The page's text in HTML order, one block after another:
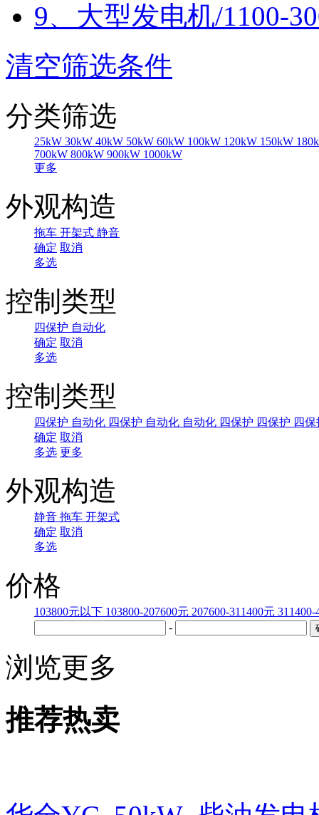
9、大型发电机/1100-
清空筛选条件
分类筛选
25kW 30kW 40kW 50kW 60kW 100kW 120kW 150kW
700kW 800kW 900kW 1000kW
更多
外观构造
拖车 开架式 静音
确定 取消
多选
控制类型
四保护 自动化
确定 取消
多选
控制类型
四保护 自动化 四保护 自动化 自动化 四保护 四保护 四保
确定 取消
多选 更多
外观构造
静音 拖车 开架式
确定 取消
多选
价格
103800元以下 103800-207600元 207600-311400元 311400-
-
浏览更多
推荐热卖